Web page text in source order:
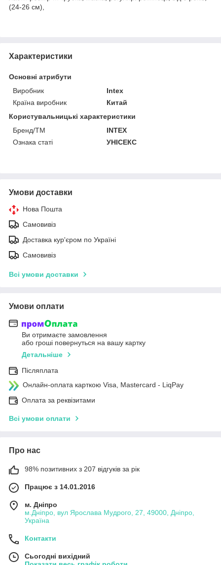
(24-26 см),
Характеристики
Основні атрибути
Виробник
Intex
Країна виробник
Китай
Користувальницькі характеристики
Бренд/ТМ
INTEX
Ознака статі
УНІСЕКС
Умови доставки
Нова Пошта
Самовивіз
Доставка кур'єром по Україні
Самовивіз
Всі умови доставки
Умови оплати
Ви отримаєте замовлення
або гроші повернуться на вашу картку
Детальніше
Післяплата
Онлайн-оплата карткою Visa, Mastercard - LiqPay
Оплата за реквізитами
Всі умови оплати
Про нас
98% позитивних з 207 відгуків за рік
Працює з 14.01.2016
м. Дніпро
м.Дніпро, вул Ярослава Мудрого, 27, 49000, Дніпро,
Україна
Контакти
Сьогодні вихідний